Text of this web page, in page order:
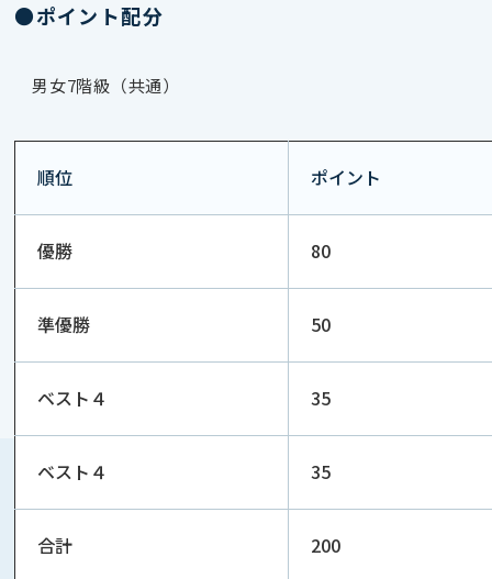
●ポイント配分
男女7階級（共通）
順位 ポイント
優勝 80
準優勝 50
ベスト４ 35
ベスト４ 35
合計 200